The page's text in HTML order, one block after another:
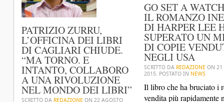
PATRIZIO ZURRU,
L’OFFICINA DEI LIBRI
DI CAGLIARI CHIUDE.
“MA TORNO. E
INTANTO, COLLABORO
A UNA RIVOLUZIONE
NEL MONDO DEI LIBRI”
SCRITTO DA REDAZIONE ON 22 AGOSTO
GO SET A
IL ROMANZO
DI HARPER LEE
SUPERATO UN
DI COPIE
NEGLI USA
SCRITTO DA REDAZIONEON 21
2015. POSTATO IN NEWS
Il libro che ha bruciato i
vendita più rapidamente